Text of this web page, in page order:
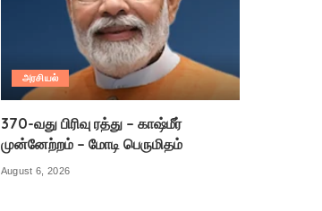
அரசியல்
370-வது பிரிவு ரத்து – காஷ்மீர்
முன்னேற்றம் – மோடி பெருமிதம்
August 6, 2026